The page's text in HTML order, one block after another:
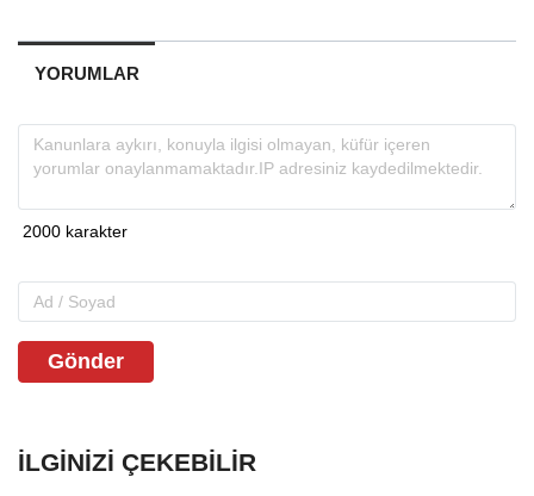
YORUMLAR
Gönder
İLGINIZI ÇEKEBILIR